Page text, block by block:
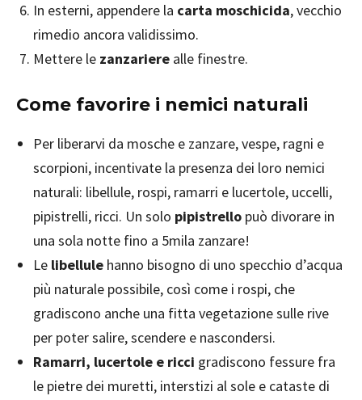
In esterni, appendere la carta moschicida, vecchio
rimedio ancora validissimo.
Mettere le zanzariere alle finestre.
Come favorire i nemici naturali
Per liberarvi da mosche e zanzare, vespe, ragni e
scorpioni, incentivate la presenza dei loro nemici
naturali: libellule, rospi, ramarri e lucertole, uccelli,
pipistrelli, ricci. Un solo pipistrello può divorare in
una sola notte fino a 5mila zanzare!
Le libellule hanno bisogno di uno specchio d’acqua
più naturale possibile, così come i rospi, che
gradiscono anche una fitta vegetazione sulle rive
per poter salire, scendere e nascondersi.
Ramarri, lucertole e ricci gradiscono fessure fra
le pietre dei muretti, interstizi al sole e cataste di